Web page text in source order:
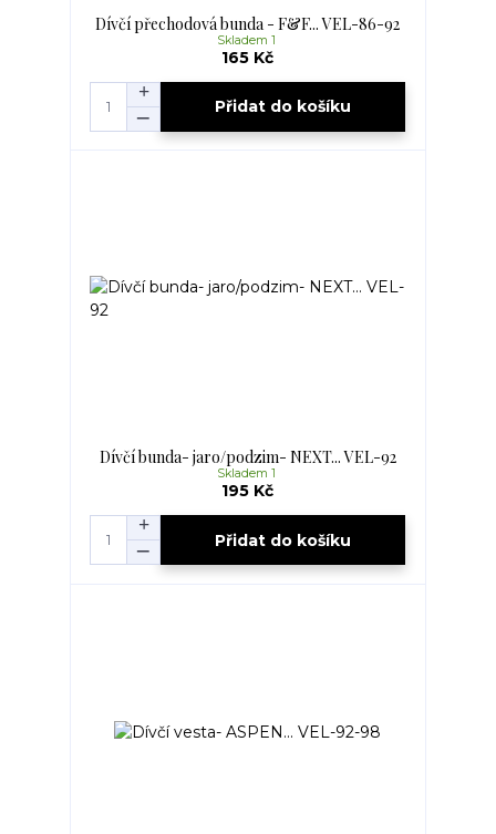
Dívčí přechodová bunda - F&F... VEL-86-92
165 Kč
Skladem 1
Přidat do košíku
Dívčí bunda- jaro/podzim- NEXT... VEL-92
195 Kč
Skladem 1
Přidat do košíku